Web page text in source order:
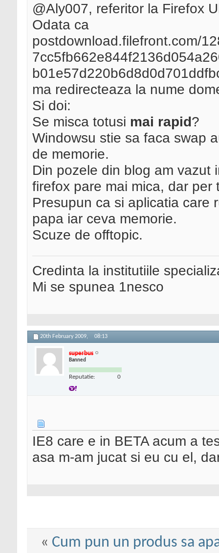
@Aly007, referitor la Firefox
Odata ca
postdownload.filefront.com/
ma redirecteaza la nume
Si doi:
Se misca totusi mai rapid?
Windowsu stie sa faca swap
de memorie.
Din pozele din blog am vazut
firefox pare mai mica, dar per
Presupun ca si aplicatia care
papa iar ceva memorie.
Scuze de offtopic.
Credinta la institutiile
Mi se spunea 1nesco
20th February 2009, 08:13
superbus
Banned
Reputatie: 0
IE8 care e in BETA acum a
asa m-am jucat si eu cu el,
« Cum pun un produs sa